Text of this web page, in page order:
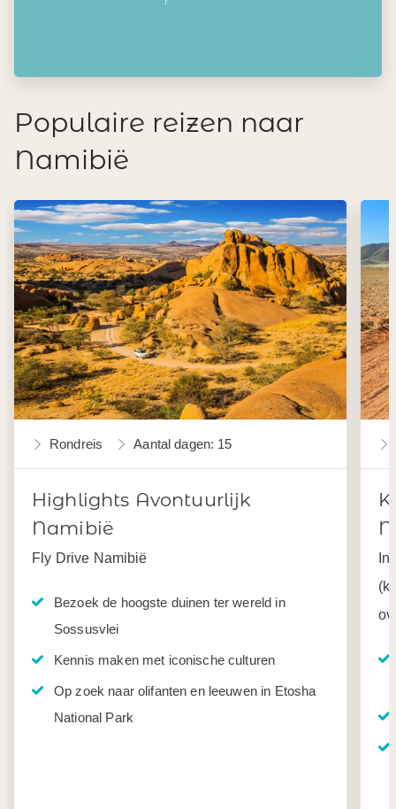
Populaire reizen naar
Namibië
Rondreis Aantal dagen: 15
Highlights Avontuurlijk
Namibië
Fly Drive Namibië
Bezoek de hoogste duinen ter wereld in
Sossusvlei
Kennis maken met iconische culturen
Op zoek naar olifanten en leeuwen in Etosha
National Park